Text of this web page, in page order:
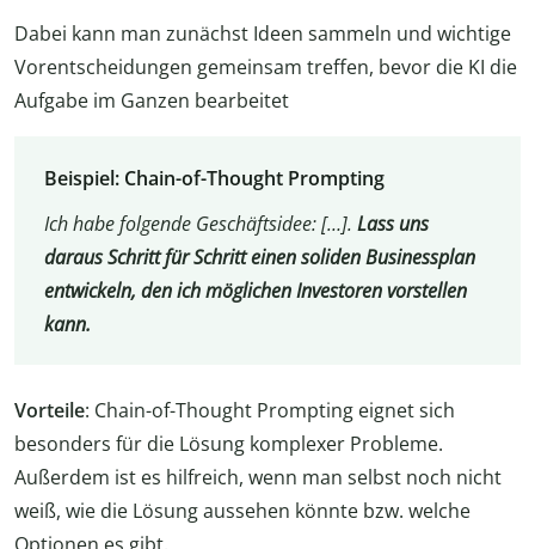
Dabei kann man zunächst Ideen sammeln und wichtige
Vorentscheidungen gemeinsam treffen, bevor die KI die
Aufgabe im Ganzen bearbeitet
Beispiel: Chain-of-Thought Prompting
Ich habe folgende Geschäftsidee: […]. Lass uns
daraus Schritt für Schritt einen soliden Businessplan
entwickeln, den ich möglichen Investoren vorstellen
kann.
Vorteile: Chain-of-Thought Prompting eignet sich
besonders für die Lösung komplexer Probleme.
Außerdem ist es hilfreich, wenn man selbst noch nicht
weiß, wie die Lösung aussehen könnte bzw. welche